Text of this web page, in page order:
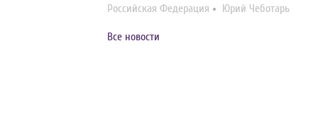
Российская Федерация
Юрий Чеботарь
Все новости